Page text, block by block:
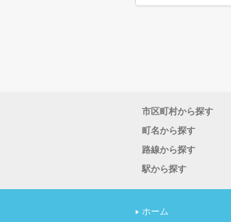
市区町村から探す
町名から探す
路線から探す
駅から探す
ホーム